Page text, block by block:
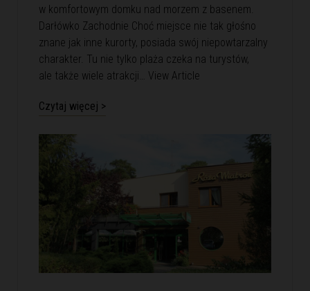
w komfortowym domku nad morzem z basenem.
Darłówko Zachodnie Choć miejsce nie tak głośno
znane jak inne kurorty, posiada swój niepowtarzalny
charakter. Tu nie tylko plaża czeka na turystów,
ale także wiele atrakcji… View Article
Czytaj więcej >